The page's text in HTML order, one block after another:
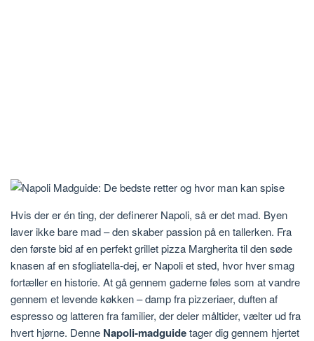
Hvis der er én ting, der definerer Napoli, så er det mad. Byen
laver ikke bare mad – den skaber passion på en tallerken. Fra
den første bid af en perfekt grillet pizza Margherita til den søde
knasen af ​​en sfogliatella-dej, er Napoli et sted, hvor hver smag
fortæller en historie. At gå gennem gaderne føles som at vandre
gennem et levende køkken – damp fra pizzeriaer, duften af ​​
espresso og latteren fra familier, der deler måltider, vælter ud fra
hvert hjørne. Denne Napoli-madguidetager dig gennem hjertet